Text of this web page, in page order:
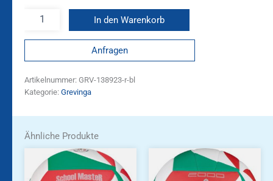
In den Warenkorb
Anfragen
Artikelnummer: GRV-138923-r-bl
Kategorie: Grevinga
Ähnliche Produkte